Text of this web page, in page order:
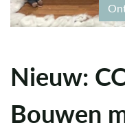
Nieuw:
Bouwen